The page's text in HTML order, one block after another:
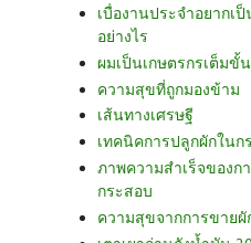
เบื่องานประจำอยากเ
อย่างไร
ผมเป็นเกษตรกรเต็มขั้
ความสุขที่ถูกมองข้าม
เส้นทางเศรษฐี
เทคนิคการปลูกผักในก
ภาพความสำเร็จของก
กระสอบ
ความสุขจากการขายผั